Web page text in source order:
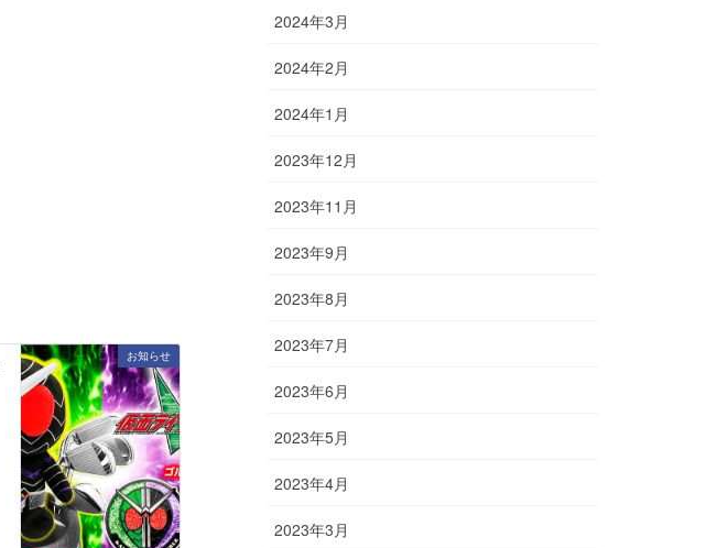
お知らせ
2024年3月
2024年2月
2024年1月
2023年12月
2023年11月
2023年9月
2023年8月
2023年7月
2023年6月
2023年5月
2023年4月
2023年3月